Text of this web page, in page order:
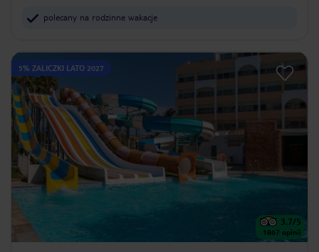
polecany na rodzinne wakacje
5% ZALICZKI LATO 2027
3.7/5
1867 opinii